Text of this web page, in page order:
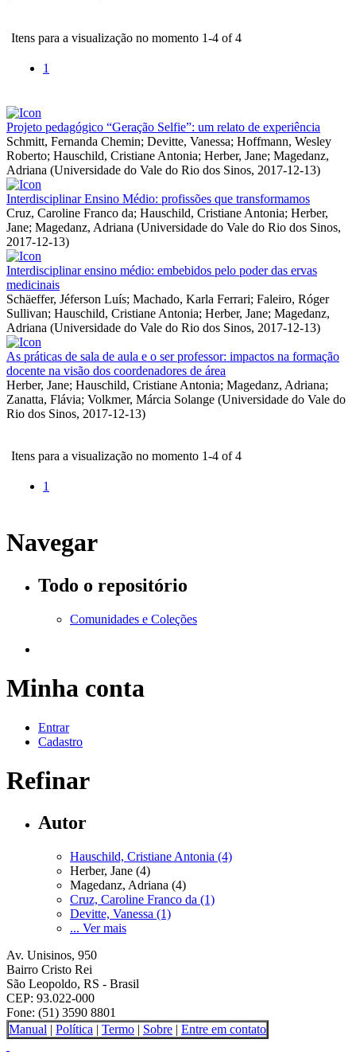
Itens para a visualização no momento 1-4 of 4
1
Projeto pedagógico “Geração Selfie”: um relato de experiência
Schmitt, Fernanda Chemin; Devitte, Vanessa; Hoffmann, Wesley
Roberto; Hauschild, Cristiane Antonia; Herber, Jane; Magedanz,
Adriana (Universidade do Vale do Rio dos Sinos, 2017-12-13)
Interdisciplinar Ensino Médio: profissões que transformamos
Cruz, Caroline Franco da; Hauschild, Cristiane Antonia; Herber,
Jane; Magedanz, Adriana (Universidade do Vale do Rio dos Sinos,
2017-12-13)
Interdisciplinar ensino médio: embebidos pelo poder das ervas
medicinais
Schäeffer, Jéferson Luís; Machado, Karla Ferrari; Faleiro, Róger
Sullivan; Hauschild, Cristiane Antonia; Herber, Jane; Magedanz,
Adriana (Universidade do Vale do Rio dos Sinos, 2017-12-13)
As práticas de sala de aula e o ser professor: impactos na formação
docente na visão dos coordenadores de área
Herber, Jane; Hauschild, Cristiane Antonia; Magedanz, Adriana;
Zanatta, Flávia; Volkmer, Márcia Solange (Universidade do Vale do
Rio dos Sinos, 2017-12-13)
Itens para a visualização no momento 1-4 of 4
1
Navegar
Todo o repositório
Comunidades e Coleções
Minha conta
Entrar
Cadastro
Refinar
Autor
Hauschild, Cristiane Antonia (4)
Herber, Jane (4)
Magedanz, Adriana (4)
Cruz, Caroline Franco da (1)
Devitte, Vanessa (1)
... Ver mais
Av. Unisinos, 950
Bairro Cristo Rei
São Leopoldo, RS - Brasil
CEP: 93.022-000
Fone: (51) 3590 8801
Manual | Política | Termo | Sobre | Entre em contato